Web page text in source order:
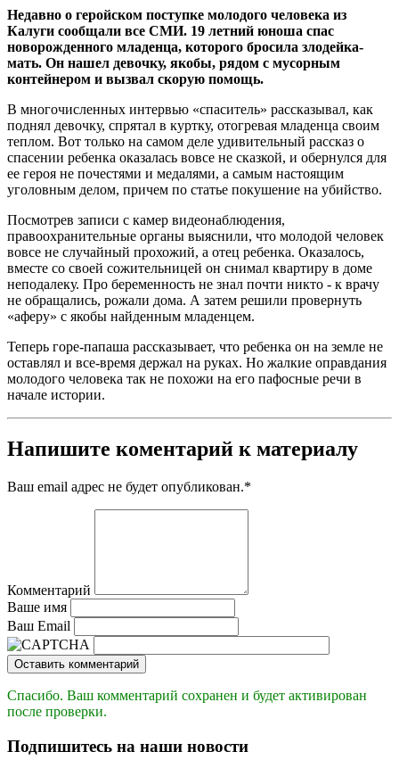
Недавно о геройском поступке молодого человека из
Калуги сообщали все СМИ. 19 летний юноша спас
новорожденного младенца, которого бросила злодейка-
мать. Он нашел девочку, якобы, рядом с мусорным
контейнером и вызвал скорую помощь.
В многочисленных интервью «спаситель» рассказывал, как
поднял девочку, спрятал в куртку, отогревая младенца своим
теплом. Вот только на самом деле удивительный рассказ о
спасении ребенка оказалась вовсе не сказкой, и обернулся для
ее героя не почестями и медалями, а самым настоящим
уголовным делом, причем по статье покушение на убийство.
Посмотрев записи с камер видеонаблюдения,
правоохранительные органы выяснили, что молодой человек
вовсе не случайный прохожий, а отец ребенка. Оказалось,
вместе со своей сожительницей он снимал квартиру в доме
неподалеку. Про беременность не знал почти никто - к врачу
не обращались, рожали дома. А затем решили провернуть
«аферу» с якобы найденным младенцем.
Теперь горе-папаша рассказывает, что ребенка он на земле не
оставлял и все-время держал на руках. Но жалкие оправдания
молодого человека так не похожи на его пафосные речи в
начале истории.
Напишите коментарий к материалу
Ваш email адрес не будет опубликован.*
Комментарий
Ваше имя
Ваш Email
Оставить комментарий
Спасибо. Ваш комментарий сохранен и будет активирован
после проверки.
Подпишитесь на наши новости